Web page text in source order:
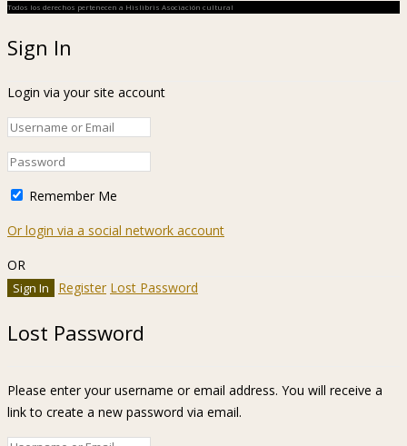
Todos los derechos pertenecen a Hislibris Asociación cultural
Sign In
Login via your site account
Remember Me
Or login via a social network account
OR
Register Lost Password
Lost Password
Please enter your username or email address. You will receive a
link to create a new password via email.